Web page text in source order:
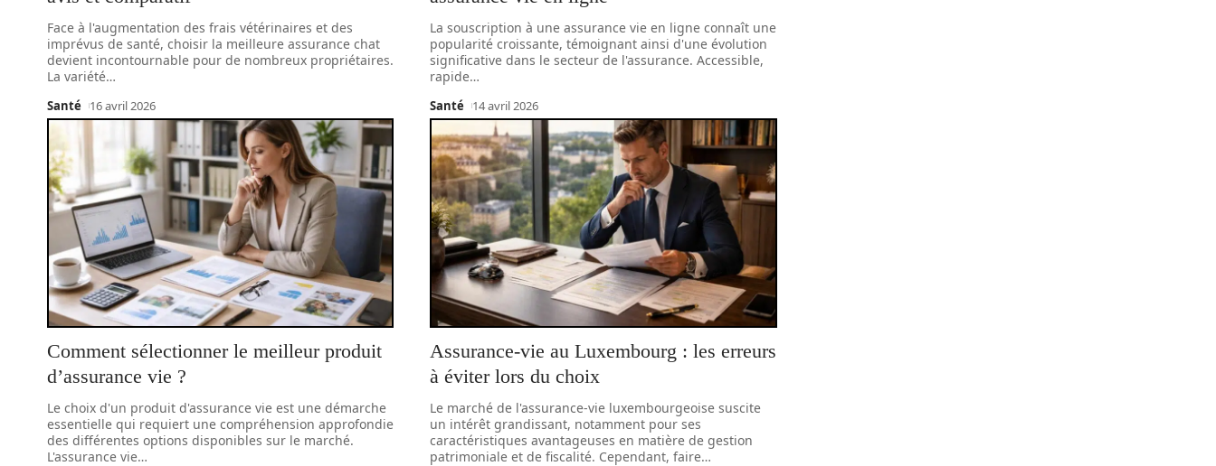
Face à l'augmentation des frais vétérinaires et des
imprévus de santé, choisir la meilleure assurance chat
devient incontournable pour de nombreux propriétaires.
La variété…
Santé 16 avril 2026
La souscription à une assurance vie en ligne connaît une
popularité croissante, témoignant ainsi d'une évolution
significative dans le secteur de l'assurance. Accessible,
rapide…
Santé 14 avril 2026
Comment sélectionner le meilleur produit
d’assurance vie ?
Le choix d'un produit d'assurance vie est une démarche
essentielle qui requiert une compréhension approfondie
des différentes options disponibles sur le marché.
L'assurance vie…
Assurance-vie au Luxembourg : les erreurs
à éviter lors du choix
Le marché de l'assurance-vie luxembourgeoise suscite
un intérêt grandissant, notamment pour ses
caractéristiques avantageuses en matière de gestion
patrimoniale et de fiscalité. Cependant, faire…